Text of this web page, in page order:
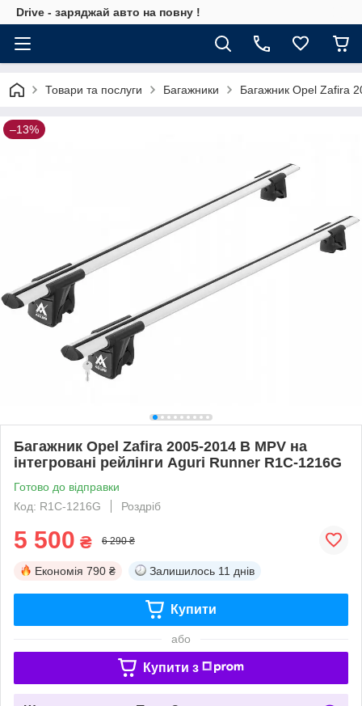
Drive - заряджай авто на повну !
Товари та послуги Багажники Багажник Opel Zafira
–13%
Багажник Opel Zafira 2005-2014 B MPV на
інтегровані рейлінги Aguri Runner R1C-1216G
Готово до відправки
Код: R1C-1216G
Роздріб
5 500 ₴ 6 290 ₴
Економія 790 ₴ Залишилось 11 днів
Купити
або
Купити з